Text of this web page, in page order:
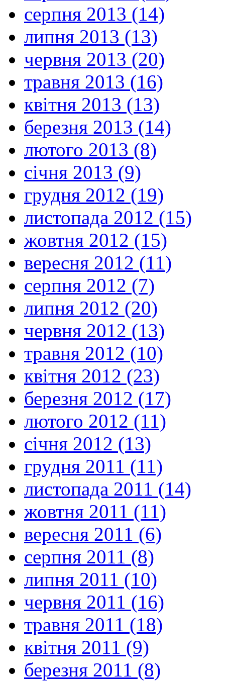
серпня 2013 (14)
липня 2013 (13)
червня 2013 (20)
травня 2013 (16)
квітня 2013 (13)
березня 2013 (14)
лютого 2013 (8)
січня 2013 (9)
грудня 2012 (19)
листопада 2012 (15)
жовтня 2012 (15)
вересня 2012 (11)
серпня 2012 (7)
липня 2012 (20)
червня 2012 (13)
травня 2012 (10)
квітня 2012 (23)
березня 2012 (17)
лютого 2012 (11)
січня 2012 (13)
грудня 2011 (11)
листопада 2011 (14)
жовтня 2011 (11)
вересня 2011 (6)
серпня 2011 (8)
липня 2011 (10)
червня 2011 (16)
травня 2011 (18)
квітня 2011 (9)
березня 2011 (8)